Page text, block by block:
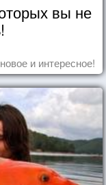
вы не
и интересное!